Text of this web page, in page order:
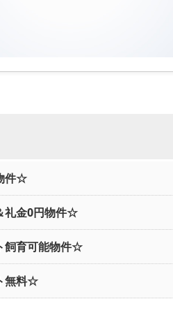
件☆
礼金0円物件☆
育可能物件☆
無料☆